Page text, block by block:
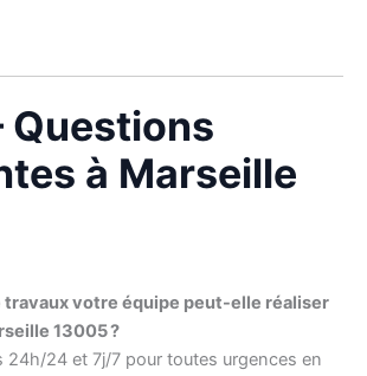
Questions
à Marseille
travaux votre équipe peut-elle réaliser
13005 ?
24h/24 et 7j/7 pour toutes urgences en